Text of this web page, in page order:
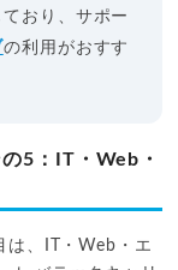
おり、サポー
の利用がおすす
5：IT・Web・
は、IT・Web・エ